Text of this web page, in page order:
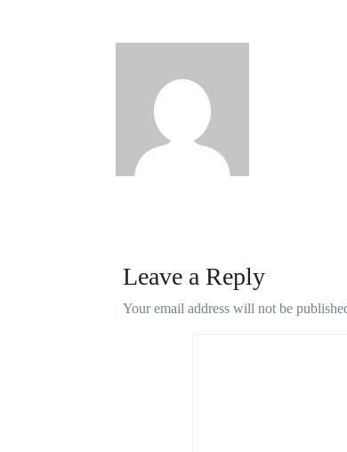
Leave a Reply
Your email address will not be